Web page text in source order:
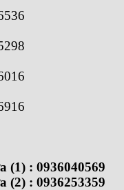
(1) : 0936040569
(2) : 0936253359